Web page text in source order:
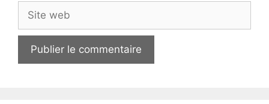
Site
web